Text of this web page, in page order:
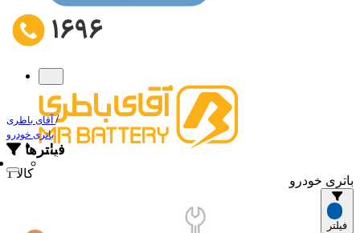
1 کالا
آقای باطری/
باتری خودرو
فیلترها
باتری خودرو
فیلتر